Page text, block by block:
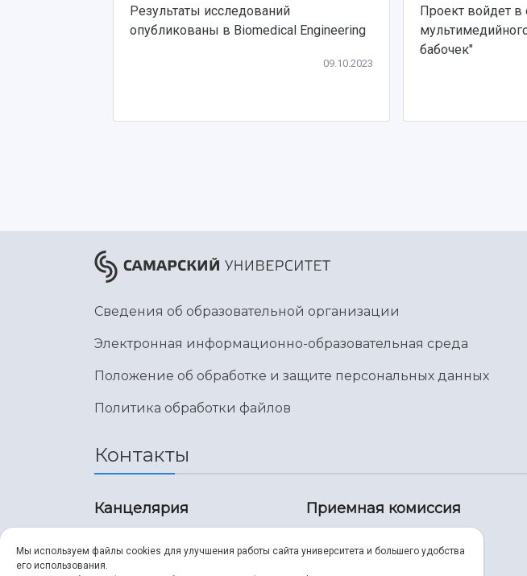
Результаты исследований
опубликованы в Biomedical Engineering
09.10.2023
Проект войдет в
бабочек"
Сведения об образовательной организации
Электронная информационно-образовательная среда
Положение об обработке и защите персональных данных
Политика обработки файлов
Контакты
Канцелярия Приемная комиссия
Мы используем файлы cookies для улучшения работы сайта университета и большего удобства
его использования.